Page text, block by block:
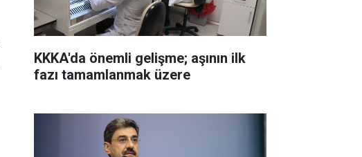
KKKA'da önemli gelişme; aşının ilk
fazı tamamlanmak üzere